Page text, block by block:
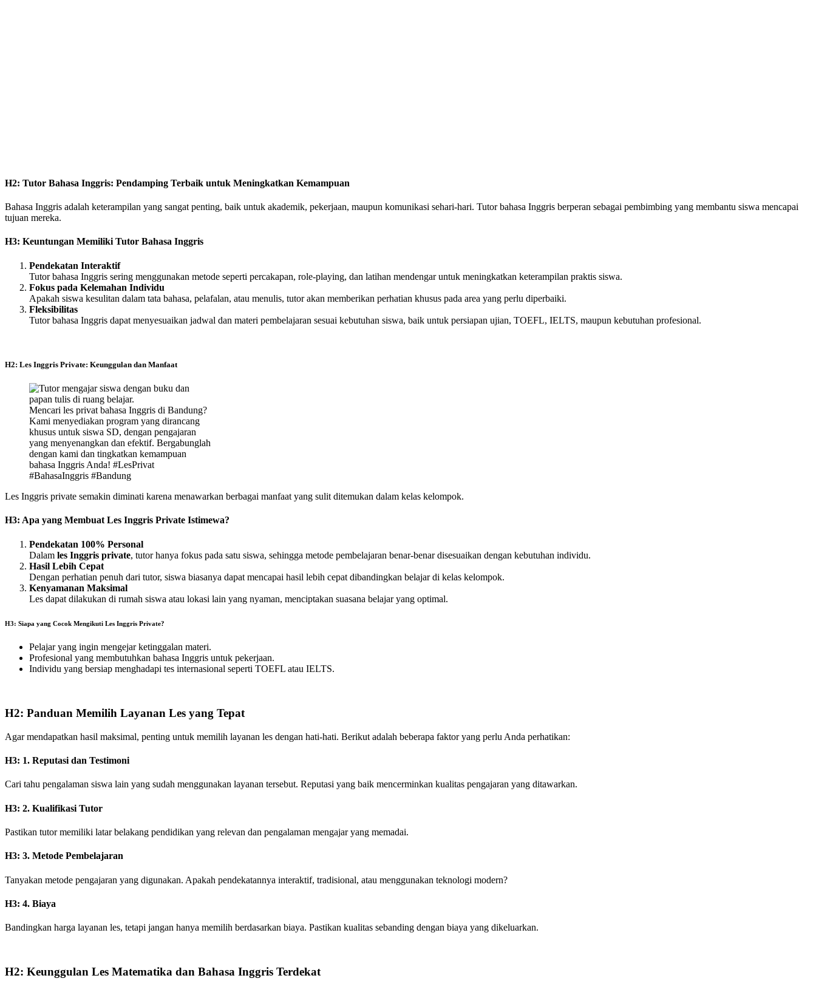
H2: Tutor Bahasa Inggris: Pendamping Terbaik untuk Meningkatkan Kemampuan
Bahasa Inggris adalah keterampilan yang sangat penting, baik untuk akademik, pekerjaan, maupun komunikasi sehari-hari. Tutor bahasa Inggris berperan sebagai pembimbing yang membantu siswa mencapai
tujuan mereka.
H3: Keuntungan Memiliki Tutor Bahasa Inggris
Pendekatan Interaktif
Tutor bahasa Inggris sering menggunakan metode seperti percakapan, role-playing, dan latihan mendengar untuk meningkatkan keterampilan praktis siswa.
Fokus pada Kelemahan Individu
Apakah siswa kesulitan dalam tata bahasa, pelafalan, atau menulis, tutor akan memberikan perhatian khusus pada area yang perlu diperbaiki.
Fleksibilitas
Tutor bahasa Inggris dapat menyesuaikan jadwal dan materi pembelajaran sesuai kebutuhan siswa, baik untuk persiapan ujian, TOEFL, IELTS, maupun kebutuhan profesional.
H2: Les Inggris Private: Keunggulan dan Manfaat
Mencari les privat bahasa Inggris di Bandung?
Kami menyediakan program yang dirancang
khusus untuk siswa SD, dengan pengajaran
yang menyenangkan dan efektif. Bergabunglah
dengan kami dan tingkatkan kemampuan
bahasa Inggris Anda! #LesPrivat
#BahasaInggris #Bandung
Les Inggris private semakin diminati karena menawarkan berbagai manfaat yang sulit ditemukan dalam kelas kelompok.
H3: Apa yang Membuat Les Inggris Private Istimewa?
Pendekatan 100% Personal
Dalam les Inggris private, tutor hanya fokus pada satu siswa, sehingga metode pembelajaran benar-benar disesuaikan dengan kebutuhan individu.
Hasil Lebih Cepat
Dengan perhatian penuh dari tutor, siswa biasanya dapat mencapai hasil lebih cepat dibandingkan belajar di kelas kelompok.
Kenyamanan Maksimal
Les dapat dilakukan di rumah siswa atau lokasi lain yang nyaman, menciptakan suasana belajar yang optimal.
H3: Siapa yang Cocok Mengikuti Les Inggris Private?
Pelajar yang ingin mengejar ketinggalan materi.
Profesional yang membutuhkan bahasa Inggris untuk pekerjaan.
Individu yang bersiap menghadapi tes internasional seperti TOEFL atau IELTS.
H2: Panduan Memilih Layanan Les yang Tepat
Agar mendapatkan hasil maksimal, penting untuk memilih layanan les dengan hati-hati. Berikut adalah beberapa faktor yang perlu Anda perhatikan:
H3: 1. Reputasi dan Testimoni
Cari tahu pengalaman siswa lain yang sudah menggunakan layanan tersebut. Reputasi yang baik mencerminkan kualitas pengajaran yang ditawarkan.
H3: 2. Kualifikasi Tutor
Pastikan tutor memiliki latar belakang pendidikan yang relevan dan pengalaman mengajar yang memadai.
H3: 3. Metode Pembelajaran
Tanyakan metode pengajaran yang digunakan. Apakah pendekatannya interaktif, tradisional, atau menggunakan teknologi modern?
H3: 4. Biaya
Bandingkan harga layanan les, tetapi jangan hanya memilih berdasarkan biaya. Pastikan kualitas sebanding dengan biaya yang dikeluarkan.
H2: Keunggulan Les Matematika dan Bahasa Inggris Terdekat